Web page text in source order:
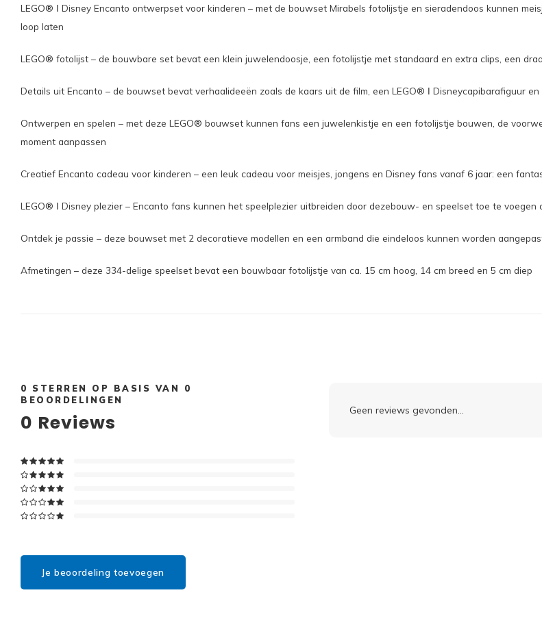
LEGO® ǀ Disney Encanto ontwerpset voor kinderen – met de bouwset Mirabels fotolijstje en sieradendoos kunnen
loop laten
LEGO® fotolijst – de bouwbare set bevat een klein juwelendoosje, een fotolijstje met standaard en extra clips, een
Details uit Encanto – de bouwset bevat verhaalideeën zoals de kaars uit de film, een LEGO® ǀ Disneycapibarafiguur
Ontwerpen en spelen – met deze LEGO® bouwset kunnen fans een juwelenkistje en een fotolijstje bouwen, de
moment aanpassen
Creatief Encanto cadeau voor kinderen – een leuk cadeau voor meisjes, jongens en Disney fans vanaf 6 jaar: een
LEGO® ǀ Disney plezier – Encanto fans kunnen het speelplezier uitbreiden door dezebouw- en speelset toe te
Ontdek je passie – deze bouwset met 2 decoratieve modellen en een armband die eindeloos kunnen worden
Afmetingen – deze 334-delige speelset bevat een bouwbaar fotolijstje van ca. 15 cm hoog, 14 cm breed en 5 cm diep
0 STERREN OP BASIS VAN 0
BEOORDELINGEN
0 Reviews
Je beoordeling toevoegen
Geen reviews gevonden...